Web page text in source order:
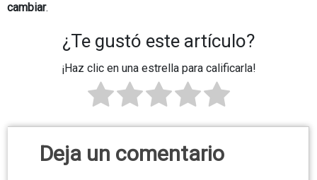
cambiar.
¿Te gustó este artículo?
¡Haz clic en una estrella para calificarla!
Deja un comentario